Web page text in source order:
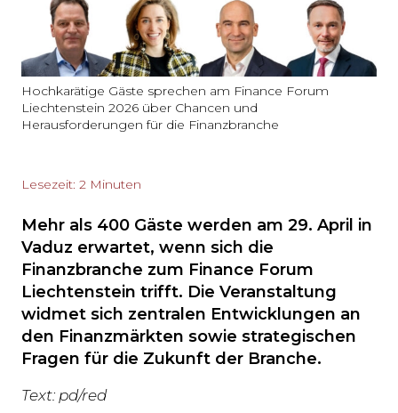
Hochkarätige Gäste sprechen am Finance Forum
Liechtenstein 2026 über Chancen und
Herausforderungen für die Finanzbranche
Lesezeit: 2 Minuten
Mehr als 400 Gäste werden am 29. April in
Vaduz erwartet, wenn sich die
Finanzbranche zum Finance Forum
Liechtenstein trifft. Die Veranstaltung
widmet sich zentralen Entwicklungen an
den Finanzmärkten sowie strategischen
Fragen für die Zukunft der Branche.
Text: pd/red